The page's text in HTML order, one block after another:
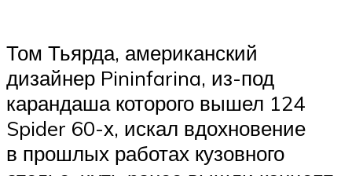
Том Тьярда, американский
дизайнер Pininfarina, из-под
карандаша которого вышел 124
Spider 60-х, искал вдохновение
в прошлых работах кузовного